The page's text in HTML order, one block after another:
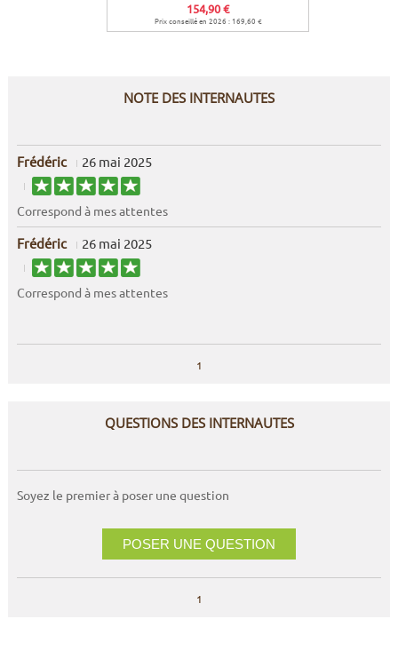
154,90 €
Prix conseillé en 2026 : 169,60 €
NOTE DES INTERNAUTES
Frédéric 26 mai 2025
Correspond à mes attentes
Frédéric 26 mai 2025
Correspond à mes attentes
1
QUESTIONS DES INTERNAUTES
Soyez le premier à poser une question
POSER UNE QUESTION
1